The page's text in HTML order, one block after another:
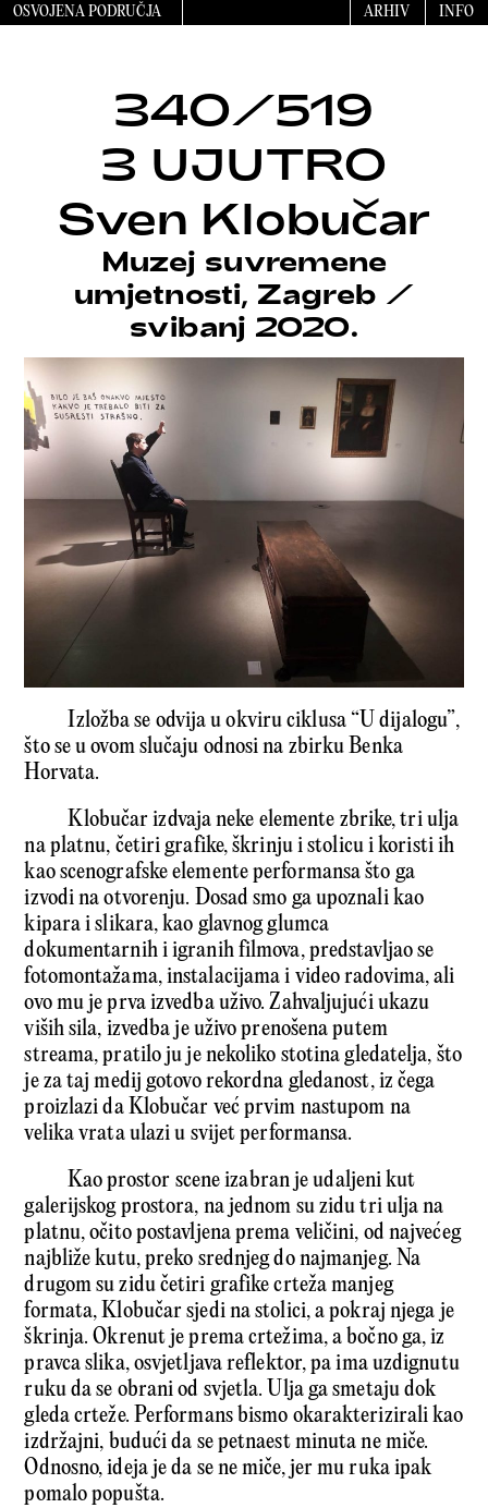
OSVOJENA PODRUČJA ARHIV INFO
340/519
3 UJUTRO
Sven Klobučar
Muzej suvremene
umjetnosti, Zagreb /
svibanj 2020.
Izložba se odvija u okviru ciklusa “U dijalogu”,
što se u ovom slučaju odnosi na zbirku Benka
Horvata.
Klobučar izdvaja neke elemente zbrike, tri ulja
na platnu, četiri grafike, škrinju i stolicu i koristi ih
kao scenografske elemente performansa što ga
izvodi na otvorenju. Dosad smo ga upoznali kao
kipara i slikara, kao glavnog glumca
dokumentarnih i igranih filmova, predstavljao se
fotomontažama, instalacijama i video radovima, ali
ovo mu je prva izvedba uživo. Zahvaljujući ukazu
viših sila, izvedba je uživo prenošena putem
streama, pratilo ju je nekoliko stotina gledatelja, što
je za taj medij gotovo rekordna gledanost, iz čega
proizlazi da Klobučar već prvim nastupom na
velika vrata ulazi u svijet performansa.
Kao prostor scene izabran je udaljeni kut
galerijskog prostora, na jednom su zidu tri ulja na
platnu, očito postavljena prema veličini, od najvećeg
najbliže kutu, preko srednjeg do najmanjeg. Na
drugom su zidu četiri grafike crteža manjeg
formata, Klobučar sjedi na stolici, a pokraj njega je
škrinja. Okrenut je prema crtežima, a bočno ga, iz
pravca slika, osvjetljava reflektor, pa ima uzdignutu
ruku da se obrani od svjetla. Ulja ga smetaju dok
gleda crteže. Performans bismo okarakterizirali kao
izdržajni, budući da se petnaest minuta ne miče.
Odnosno, ideja je da se ne miče, jer mu ruka ipak
pomalo popušta.